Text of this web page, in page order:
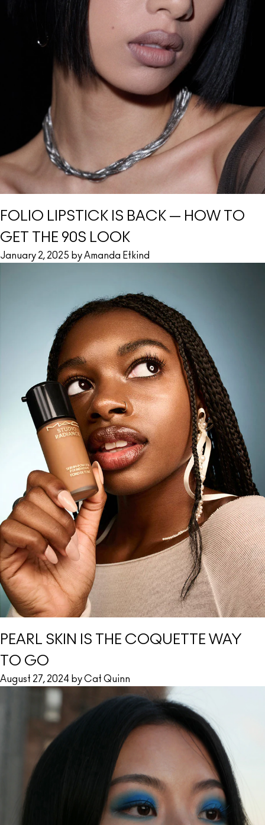
FOLIO LIPSTICK IS BACK — HOW TO
GET THE 90S LOOK
January 2, 2025 by Amanda Etkind
PEARL SKIN IS THE COQUETTE WAY
TO GO
August 27, 2024 by Cat Quinn